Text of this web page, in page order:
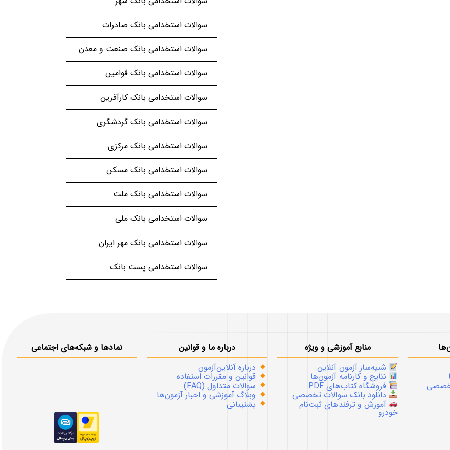
سوالات استخدامی بانک صادرات
سوالات استخدامی بانک صنعت و معدن
سوالات استخدامی بانک قوامین
سوالات استخدامی بانک کارآفرین
سوالات استخدامی بانک گردشگری
سوالات استخدامی بانک مرکزی
سوالات استخدامی بانک مسکن
سوالات استخدامی بانک ملت
سوالات استخدامی بانک ملی
سوالات استخدامی بانک مهر ایران
سوالات استخدامی پست بانک
منابع آموزشی و ویژه
شبیه‌ساز آزمون آنلاین
نتایج و کارنامه آزمون‌ها
فروشگاه کتاب‌های PDF
دانلود بانک سوالات تخصصی
آموزش و ترفندهای ثبت‌نام
خودرو
درباره ما و قوانین
درباره آنلاین‌آزمون
قوانین و مقررات استفاده
سوالات متداول (FAQ)
وبلاگ آموزشی و اخبار آزمون‌ها
پشتیبانی
نمادها و شبکه‌های اجتماعی